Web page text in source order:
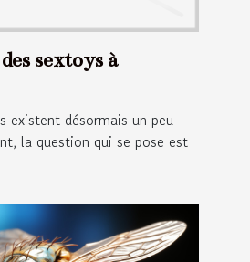
sextoys à
existent désormais un peu
la question qui se pose est